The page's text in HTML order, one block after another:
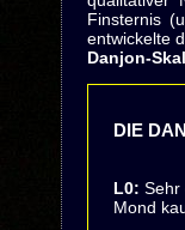
Finsternis
entwickelte
Danjon-
DIE
L0: Sehr
Mond